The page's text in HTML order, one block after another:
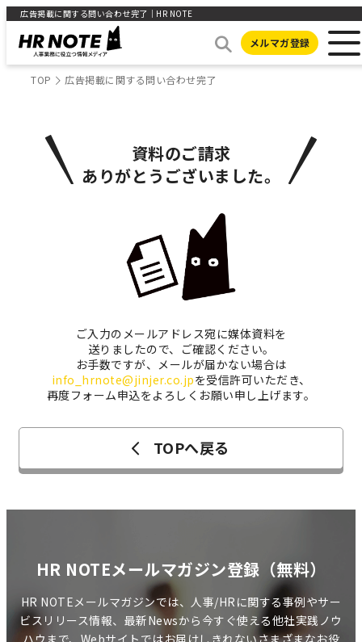
広告掲載に関する問い合わせ完了｜HR NOTE
メルマガ登録
TOP 広告掲載に関する問い合わせ完了
資料のご請求
ありがとうございました。
ご入力のメールアドレス宛に媒体資料を
送りましたので、ご確認ください。
お手数ですが、メールが届かない場合は
info_hrnote@jinjer.co.jpを受信許可いただき、
再度フォーム申込をよろしくお願い申し上げます。
TOPへ戻る
HR NOTEメールマガジン登録（無料）
HR NOTEメールマガジンでは、人事/HRに関する事例やサー
ビスリリース情報、最新Newsから今すぐ使える他社実践ノウ
ハウまで、Webサイトではお届けしきれないさまざまなお役